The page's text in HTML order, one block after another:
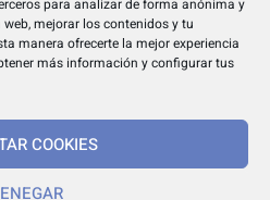
para analizar de forma anónima y
mejorar los contenidos y tu
manera ofrecerte la mejor experiencia
más información y configurar tus
COOKIES